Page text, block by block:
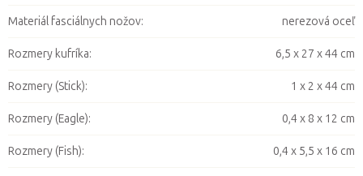
Materiál fasciálnych nožov: nerezová oceľ
Rozmery kufríka: 6,5 x 27 x 44 cm
Rozmery (Stick): 1 x 2 x 44 cm
Rozmery (Eagle): 0,4 x 8 x 12 cm
Rozmery (Fish): 0,4 x 5,5 x 16 cm